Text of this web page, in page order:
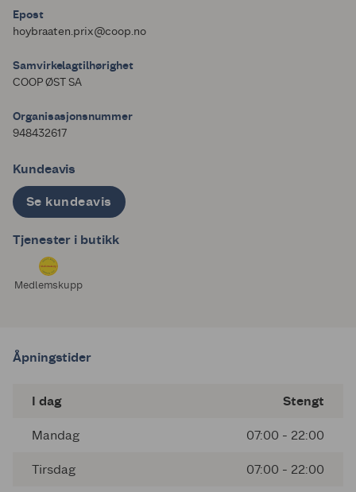
Epost
hoybraaten.prix@coop.no
Samvirkelagtilhørighet
COOP ØST SA
Organisasjonsnummer
948432617
Kundeavis
Se kundeavis
Tjenester i butikk
Medlemskupp
Åpningstider
I dag Stengt
Mandag 07:00 - 22:00
Tirsdag 07:00 - 22:00